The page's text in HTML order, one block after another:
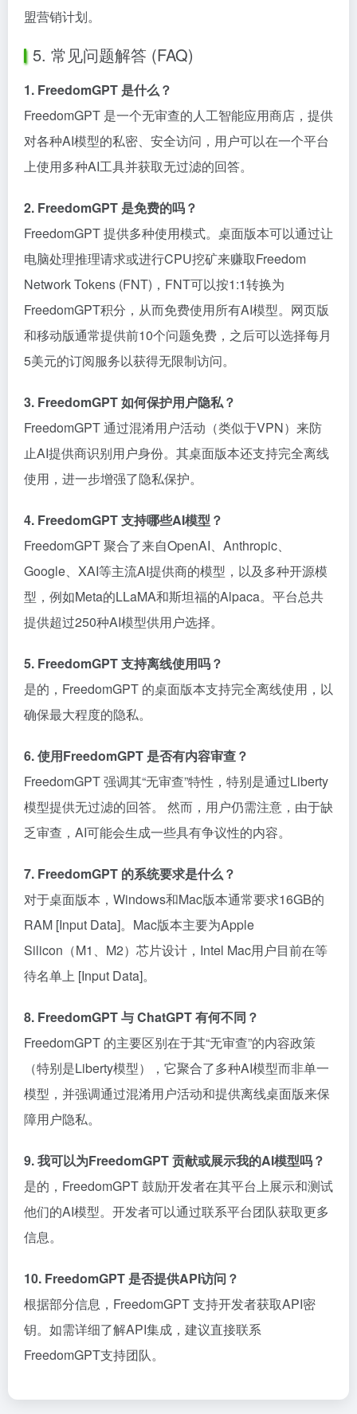
盟营销计划。
5. 常见问题解答 (FAQ)
1. FreedomGPT 是什么？
FreedomGPT 是一个无审查的人工智能应用商店，提供
对各种AI模型的私密、安全访问，用户可以在一个平台
上使用多种AI工具并获取无过滤的回答。
2. FreedomGPT 是免费的吗？
FreedomGPT 提供多种使用模式。桌面版本可以通过让
电脑处理推理请求或进行CPU挖矿来赚取Freedom
Network Tokens (FNT)，FNT可以按1:1转换为
FreedomGPT积分，从而免费使用所有AI模型。网页版
和移动版通常提供前10个问题免费，之后可以选择每月
5美元的订阅服务以获得无限制访问。
3. FreedomGPT 如何保护用户隐私？
FreedomGPT 通过混淆用户活动（类似于VPN）来防
止AI提供商识别用户身份。其桌面版本还支持完全离线
使用，进一步增强了隐私保护。
4. FreedomGPT 支持哪些AI模型？
FreedomGPT 聚合了来自OpenAI、Anthropic、
Google、XAI等主流AI提供商的模型，以及多种开源模
型，例如Meta的LLaMA和斯坦福的Alpaca。平台总共
提供超过250种AI模型供用户选择。
5. FreedomGPT 支持离线使用吗？
是的，FreedomGPT 的桌面版本支持完全离线使用，以
确保最大程度的隐私。
6. 使用FreedomGPT 是否有内容审查？
FreedomGPT 强调其“无审查”特性，特别是通过Liberty
模型提供无过滤的回答。 然而，用户仍需注意，由于缺
乏审查，AI可能会生成一些具有争议性的内容。
7. FreedomGPT 的系统要求是什么？
对于桌面版本，Windows和Mac版本通常要求16GB的
RAM [Input Data]。Mac版本主要为Apple
Silicon（M1、M2）芯片设计，Intel Mac用户目前在等
待名单上 [Input Data]。
8. FreedomGPT 与 ChatGPT 有何不同？
FreedomGPT 的主要区别在于其“无审查”的内容政策
（特别是Liberty模型），它聚合了多种AI模型而非单一
模型，并强调通过混淆用户活动和提供离线桌面版来保
障用户隐私。
9. 我可以为FreedomGPT 贡献或展示我的AI模型吗？
是的，FreedomGPT 鼓励开发者在其平台上展示和测试
他们的AI模型。开发者可以通过联系平台团队获取更多
信息。
10. FreedomGPT 是否提供API访问？
根据部分信息，FreedomGPT 支持开发者获取API密
钥。如需详细了解API集成，建议直接联系
FreedomGPT支持团队。